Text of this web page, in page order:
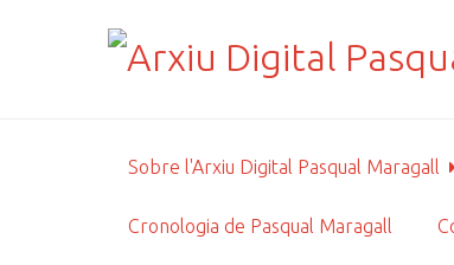
Sobre l'Arxiu Digital Pasqual Maragall
Cronologia de Pasqual Maragall